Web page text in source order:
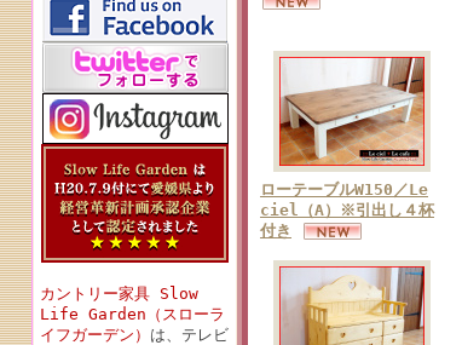
カントリー家具 Slow
Life Garden（スローラ
イフガーデン） は、テレビ
ローテーブルW150／Le
ciel（A）※引出し４杯
付き